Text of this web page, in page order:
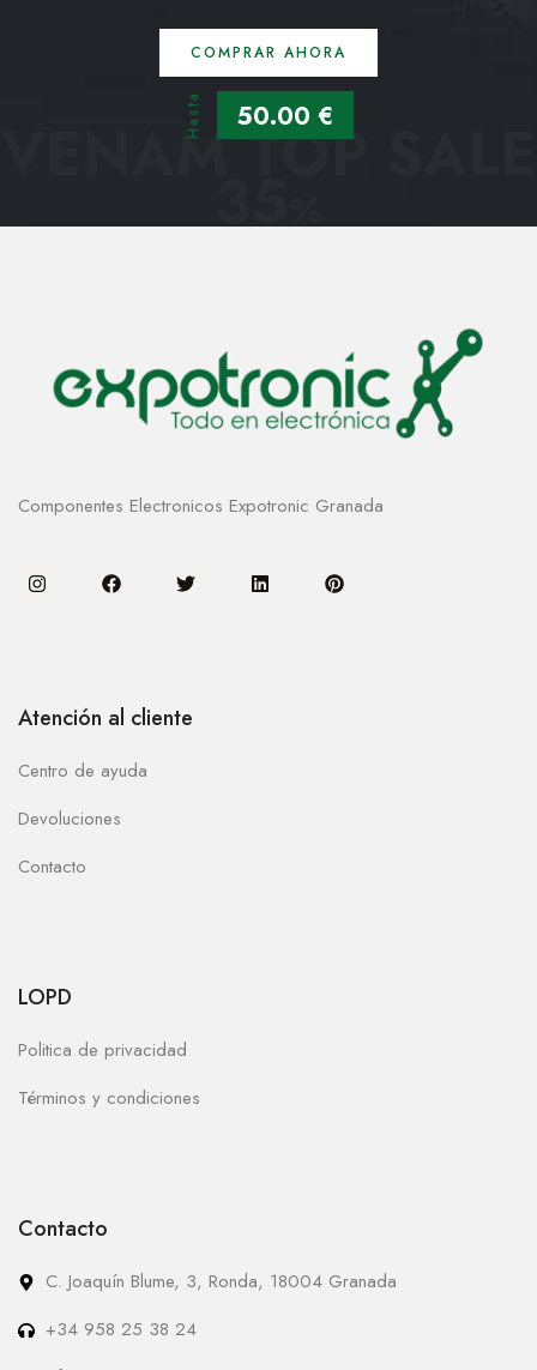
COMPRAR AHORA
Hasta 50.00 €
VENAM TOP SALE
35
Componentes Electronicos Expotronic Granada
Atención al cliente
Centro de ayuda
Devoluciones
Contacto
LOPD
Politica de privacidad
Términos y condiciones
Contacto
C. Joaquín Blume, 3, Ronda, 18004 Granada
+34 958 25 38 24